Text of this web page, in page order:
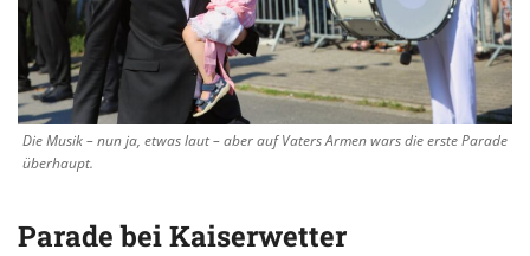
Die Musik – nun ja, etwas laut – aber auf Vaters Armen wars die erste Parade
überhaupt.
Parade bei Kaiserwetter